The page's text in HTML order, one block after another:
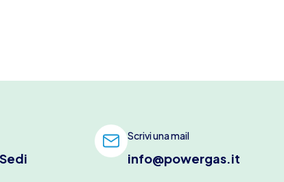
Scrivi una mail
info@powergas.it